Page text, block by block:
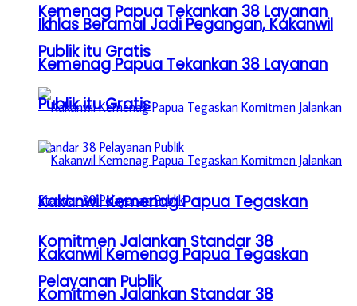
Kemenag Papua Tekankan 38 Layanan
Publik itu Gratis
Kakanwil Kemenag Papua Tegaskan
Komitmen Jalankan Standar 38
Pelayanan Publik
Ikhlas Beramal Jadi Pegangan, Kakanwil
Kemenag Papua Tekankan 38 Layanan
Publik itu Gratis
Kakanwil Kemenag Papua Tegaskan
Komitmen Jalankan Standar 38